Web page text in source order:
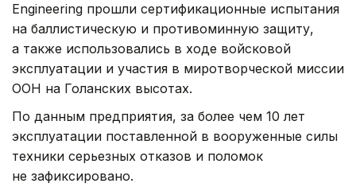
Engineering прошли сертификационные испытания
на баллистическую и противоминную защиту,
а также использовались в ходе войсковой
эксплуатации и участия в миротворческой миссии
ООН на Голанских высотах.
По данным предприятия, за более чем 10 лет
эксплуатации поставленной в вооруженные силы
техники серьезных отказов и поломок
не зафиксировано.